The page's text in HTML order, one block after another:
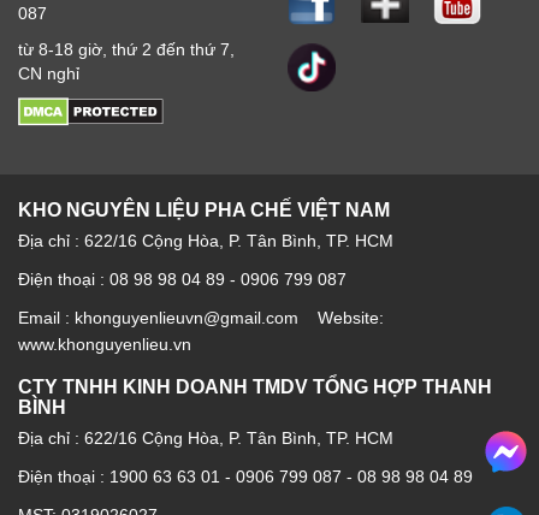
087
từ 8-18 giờ, thứ 2 đến thứ 7,
CN nghỉ
KHO NGUYÊN LIỆU PHA CHẾ VIỆT NAM
Địa chỉ : 622/16 Cộng Hòa, P. Tân Bình, TP. HCM
Điện thoại : 08 98 98 04 89 - 0906 799 087
Email : khonguyenlieuvn@gmail.com Website:
www.khonguyenlieu.vn
CTY TNHH KINH DOANH TMDV TỔNG HỢP THANH
BÌNH
Địa chỉ : 622/16 Cộng Hòa, P. Tân Bình, TP. HCM
Điện thoại : 1900 63 63 01 - 0906 799 087 - 08 98 98 04 89